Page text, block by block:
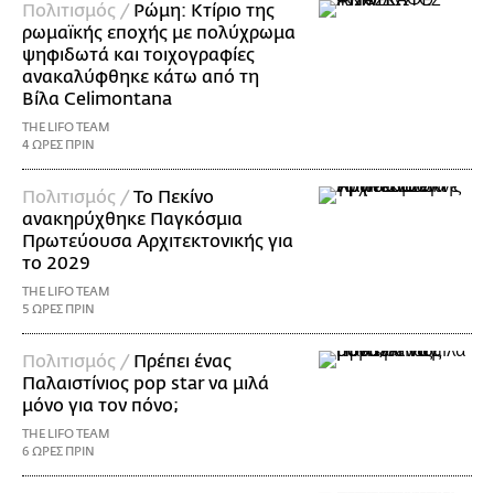
Πολιτισμός / Ρώμη: Κτίριο της
ρωμαϊκής εποχής με πολύχρωμα
ψηφιδωτά και τοιχογραφίες
ανακαλύφθηκε κάτω από τη
Βίλα Celimontana
THE LIFO TEAM
4 ΩΡΕΣ ΠΡΙΝ
Πολιτισμός / Το Πεκίνο
ανακηρύχθηκε Παγκόσμια
Πρωτεύουσα Αρχιτεκτονικής για
το 2029
THE LIFO TEAM
5 ΩΡΕΣ ΠΡΙΝ
Πολιτισμός / Πρέπει ένας
Παλαιστίνιος pop star να μιλά
μόνο για τον πόνο;
THE LIFO TEAM
6 ΩΡΕΣ ΠΡΙΝ